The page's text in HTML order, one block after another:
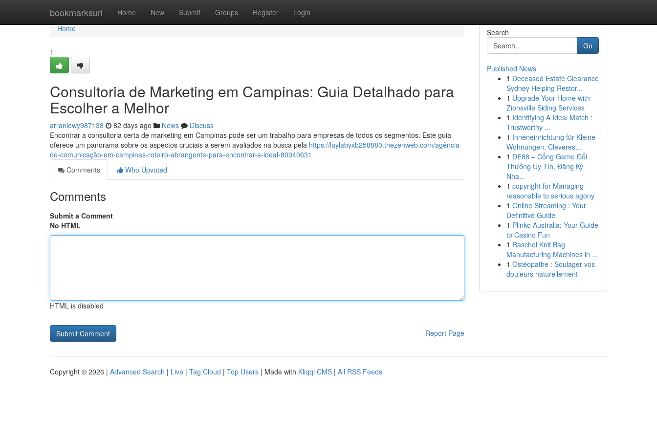
bookmarksurl Home New Submit Groups Register Login
Home
Home
1
Consultoria de Marketing em Campinas: Guia Detalhado para
Escolher a Melhor
arraniewy987138 82 days ago News
Discuss
Encontrar a consultoria certa de marketing em Campinas pode ser um trabalho para empresas de todos os segmentos. Este guia
oferece um panorama sobre os aspectos cruciais a serem avaliados na busca pela https://laylabyxb258880.thezenweb.com/agência-
de-comunicação-em-campinas-roteiro-abrangente-para-encontrar-a-ideal-80040631
Comments
Who Upvoted
Comments
Submit a Comment
No HTML
HTML is disabled
Report Page
Search
Go
Published News
1 Deceased Estate Clearance
Sydney Helping Restor...
1 Upgrade Your Home with
Zionsville Siding Services
1 Identifying A Ideal Match :
Trustworthy ...
1 Inneneinrichtung für Kleine
Wohnungen: Cleveres...
1 DE88 – Cổng Game Đổi
Thưởng Uy Tín, Đăng Ký
Nha...
1 copyright for Managing
reasonable to serious agony
1 Online Streaming : Your
Definitive Guide
1 Plinko Australia: Your Guide
to Casino Fun
1 Raschel Knit Bag
Manufacturing Machines in ...
1 Ostéopathe : Soulager vos
douleurs naturellement
Copyright © 2026 | Advanced Search | Live | Tag Cloud | Top Users | Made with Kliqqi CMS | All RSS Feeds